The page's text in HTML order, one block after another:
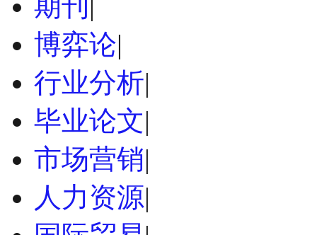
期刊 |
博弈论|
行业分析|
毕业论文|
市场营销|
人力资源|